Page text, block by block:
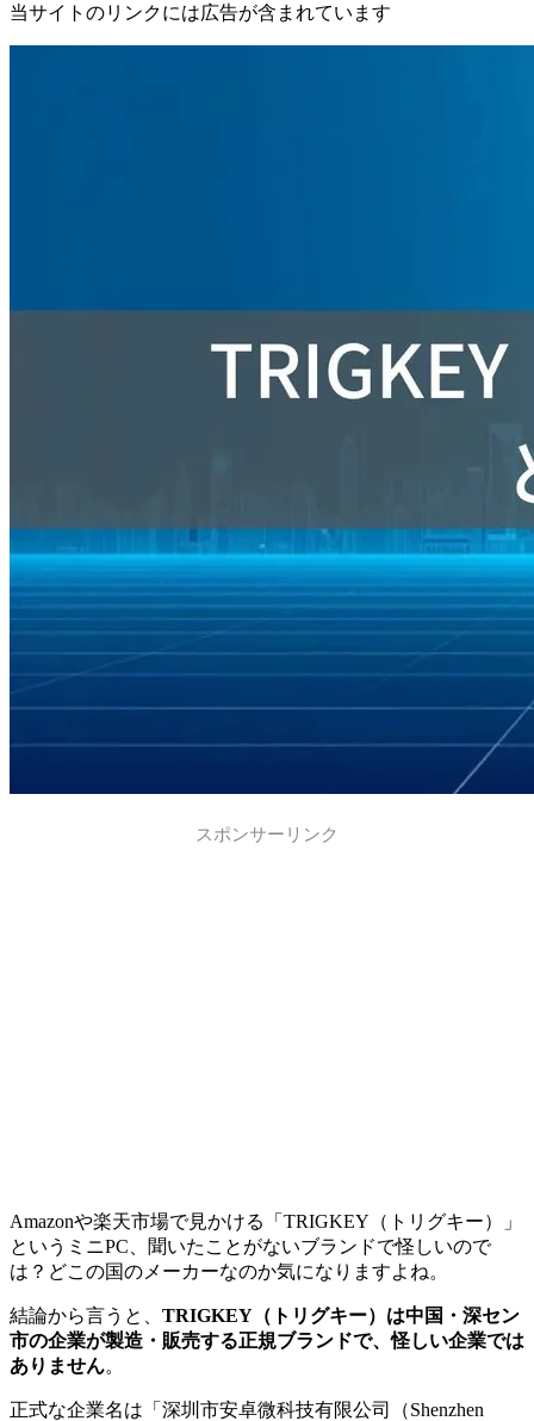
当サイトのリンクには広告が含まれています
スポンサーリンク
Amazonや楽天市場で見かける「TRIGKEY（トリグキー）」
というミニPC、聞いたことがないブランドで怪しいので
は？どこの国のメーカーなのか気になりますよね。
結論から言うと、 TRIGKEY（トリグキー）は中国・深セン
市の企業が製造・販売する正規ブランドで、怪しい企業では
ありません。
正式な企業名は「深圳市安卓微科技有限公司（Shenzhen